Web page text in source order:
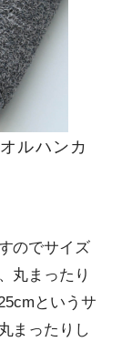
ルハンカ
のでサイズ
丸まったり
というサ
まったりし